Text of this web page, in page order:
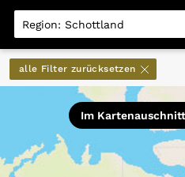
ENTDECKEN
MAGAZIN
TRAILBOX
PLANER
Region: Schottland
Distanz km
Höhenmeter
alle Filter zurücksetzen
Im